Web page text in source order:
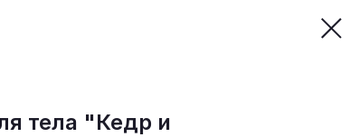
тела "Кедр и